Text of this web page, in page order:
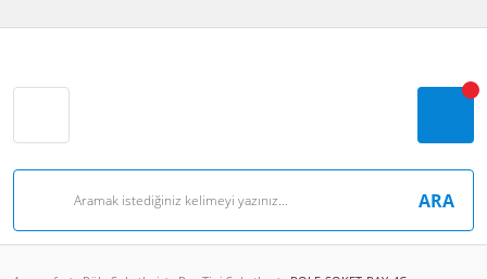
ARA